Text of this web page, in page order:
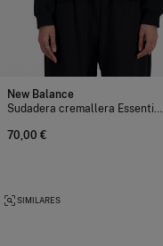
New Balance
Sudadera cremallera Essentials
70,00 €
SIMILARES